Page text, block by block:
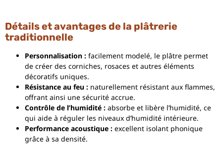
Détails et avantages de la plâtrerie
traditionnelle
Personnalisation : facilement modelé, le plâtre permet
de créer des corniches, rosaces et autres éléments
décoratifs uniques.
Résistance au feu : naturellement résistant aux flammes,
offrant ainsi une sécurité accrue.
Contrôle de l’humidité : absorbe et libère l’humidité, ce
qui aide à réguler les niveaux d’humidité intérieure.
Performance acoustique : excellent isolant phonique
grâce à sa densité.